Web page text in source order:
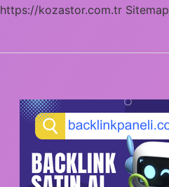
https://kozastor.com.tr Sitemap
SIDEBAR